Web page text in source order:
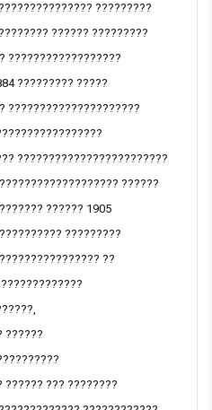
?????????
?????? ?????????
??????????????????
????????? ?????
?????????????????????
????????????????????????
??????
?????? 1905
?????????
??
??????
?????? ??? ????????